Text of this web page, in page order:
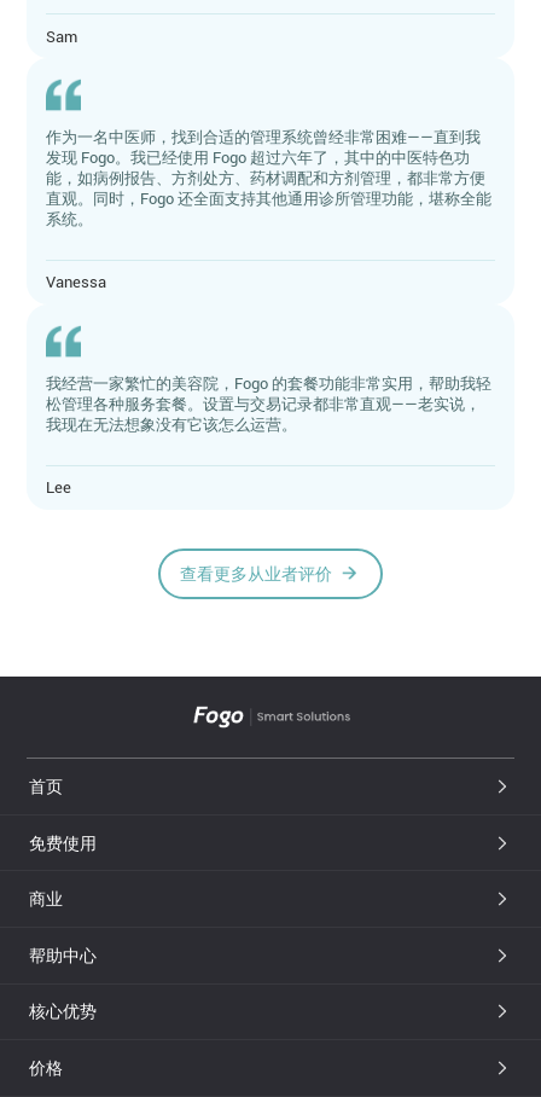
Sam
作为一名中医师，找到合适的管理系统曾经非常困难——直到我
发现 Fogo。我已经使用 Fogo 超过六年了，其中的中医特色功
能，如病例报告、方剂处方、药材调配和方剂管理，都非常方便
直观。同时，Fogo 还全面支持其他通用诊所管理功能，堪称全能
系统。
Vanessa
我经营一家繁忙的美容院，Fogo 的套餐功能非常实用，帮助我轻
松管理各种服务套餐。设置与交易记录都非常直观——老实说，
我现在无法想象没有它该怎么运营。
Lee
查看更多从业者评价
首页
免费使用
商业
帮助中心
核心优势
价格